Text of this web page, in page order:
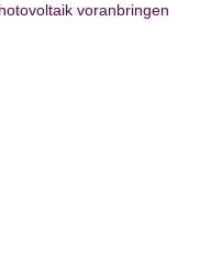
voranbringen